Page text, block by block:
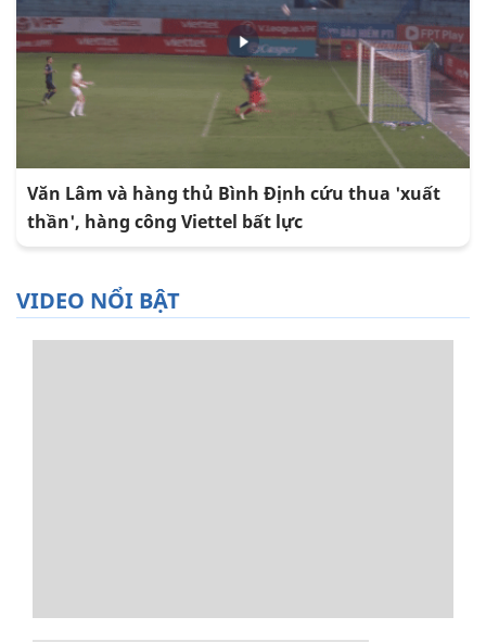
Văn Lâm và hàng thủ Bình Định cứu thua 'xuất
thần', hàng công Viettel bất lực
VIDEO NỔI BẬT